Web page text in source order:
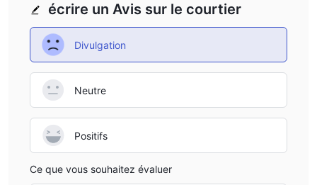
écrire un Avis sur le courtier
Divulgation
Neutre
Positifs
Ce que vous souhaitez évaluer